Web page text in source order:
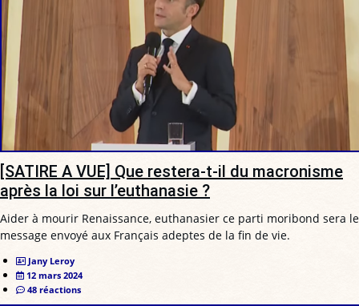
[SATIRE A VUE] Que restera-t-il du macronisme
après la loi sur l’euthanasie ?
Aider à mourir Renaissance, euthanasier ce parti moribond sera le
message envoyé aux Français adeptes de la fin de vie.
Jany Leroy
12 mars 2024
48 réactions